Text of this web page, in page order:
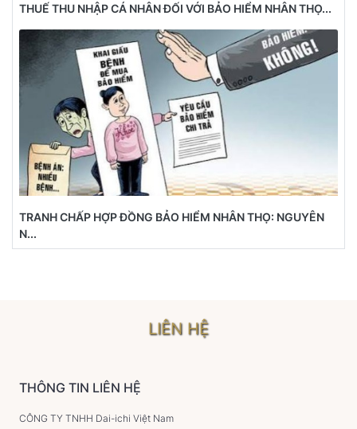
THUẾ THU NHẬP CÁ NHÂN ĐỐI VỚI BẢO HIỂM NHÂN THỌ...
TRANH CHẤP HỢP ĐỒNG BẢO HIỂM NHÂN THỌ: NGUYÊN
N...
LIÊN HỆ
THÔNG TIN LIÊN HỆ
CÔNG TY TNHH Dai-ichi Việt Nam